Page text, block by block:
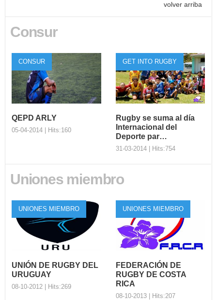
volver arriba
Consur
CONSUR
QEPD ARLY
05-04-2014 | Hits:160
QEPD ARLY
Desde la Confederación
enviamos nuestras
condolencias ...
GET INTO RUGBY
Rugby se suma al día
Internacional del
Deporte par…
31-03-2014 | Hits:754
día Internacional
del Deporte par…
Brincos, gritos, manos
levantadas ofreciéndose para
hacer las actividades y s...
Uniones miembro
UNIONES MIEMBRO
UNIÓN DE RUGBY DEL
URUGUAY
08-10-2012 | Hits:269
UNIONES MIEMBRO
FEDERACIÓN DE
RUGBY DE COSTA
RICA
08-10-2013 | Hits:207